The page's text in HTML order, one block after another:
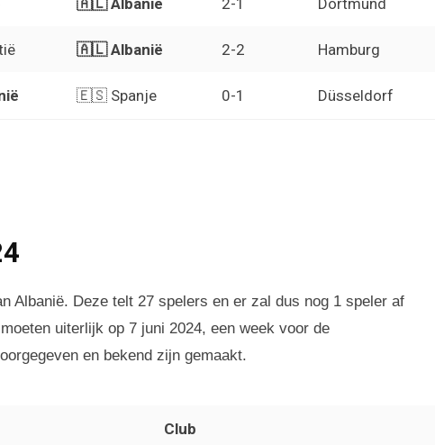
🇦🇱 Albanië 2-2 Hamburg
🇪🇸 Spanje 0-1 Düsseldorf
Albanië. Deze telt 27 spelers en er zal dus nog 1 speler af
uiterlijk op 7 juni 2024, een week voor de
en bekend zijn gemaakt.
Club